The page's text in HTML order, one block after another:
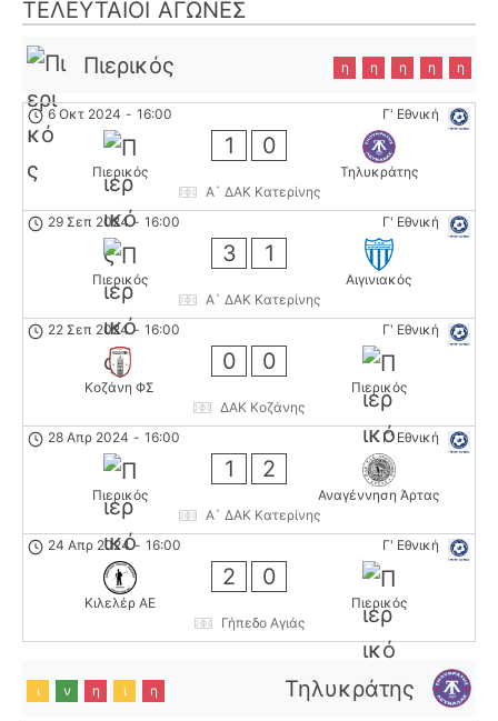
ΤΕΛΕΥΤΑΊΟΙ ΑΓΏΝΕΣ
Πιερικός η η η η η
Γ' Εθνική
6 Οκτ 2024 - 16:00
Πιερικός
1 0
Τηλυκράτης
Α` ΔΑΚ Κατερίνης
Γ' Εθνική
29 Σεπ 2024 - 16:00
Πιερικός
3 1
Αιγινιακός
Α` ΔΑΚ Κατερίνης
Γ' Εθνική
22 Σεπ 2024 - 16:00
Κοζάνη ΦΣ
0 0
Πιερικός
ΔΑΚ Κοζάνης
Γ' Εθνική
28 Απρ 2024 - 16:00
Πιερικός
1 2
Αναγέννηση Άρτας
Α` ΔΑΚ Κατερίνης
Γ' Εθνική
24 Απρ 2024 - 16:00
Κιλελέρ ΑΕ
2 0
Πιερικός
Γήπεδο Αγιάς
Τηλυκράτης
ι ν η ι η